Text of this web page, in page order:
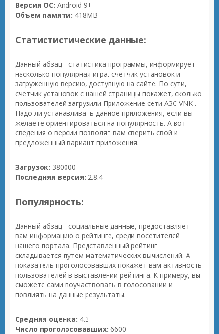
Версия ОС: Android 9+
Объем памяти: 418MB
Статистистические данные:
Данный абзац - статистика программы, информирует
насколько популярная игра, счетчик установок и
загруженную версию, доступную на сайте. По сути,
счетчик установок с нашей страницы покажет, сколько
пользователей загрузили Приложение сети АЗС VNK .
Надо ли устанавливать данное приложения, если вы
желаете ориентироваться на популярность. А вот
сведения о версии позволят вам сверить свой и
предложенный вариант приложения.
Загрузок: 380000
Последняя версия: 2.8.4
Популярность:
Данный абзац - социальные данные, предоставляет
вам информацию о рейтинге, среди посетителей
нашего портала. Представленный рейтинг
складывается путем математических вычислений. А
показатель проголосовавших покажет вам активность
пользователей в выставлении рейтинга. К примеру, вы
сможете сами поучаствовать в голосовании и
повлиять на данные результаты.
Средняя оценка: 4.3
Число проголосовавших: 6600